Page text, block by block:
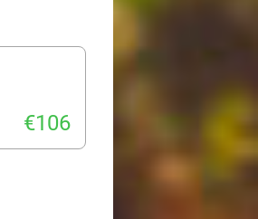
€106